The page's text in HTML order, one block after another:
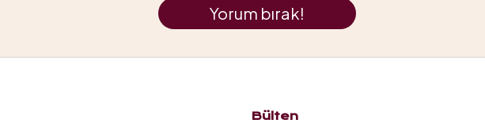
Yorum bırak!
Bülten